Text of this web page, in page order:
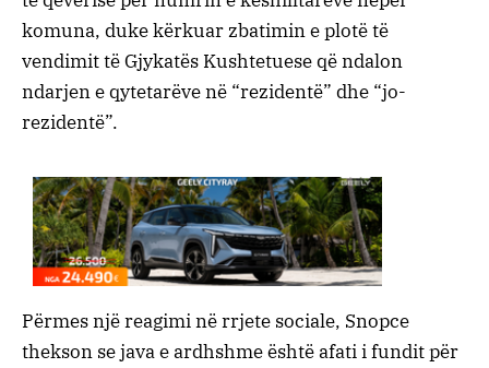
komuna, duke kërkuar zbatimin e plotë të
vendimit të Gjykatës Kushtetuese që ndalon
ndarjen e qytetarëve në “rezidentë” dhe “jo-
rezidentë”.
Përmes një reagimi në rrjete sociale, Snopce
thekson se java e ardhshme është afati i fundit për